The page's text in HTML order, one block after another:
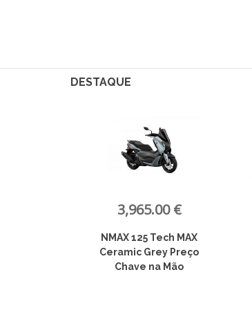
DESTAQUE
2,420.00 €
RayZR- Anodized Red
Preço Chave na Mão